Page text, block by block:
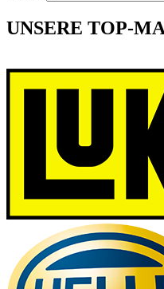
UNSERE TOP-